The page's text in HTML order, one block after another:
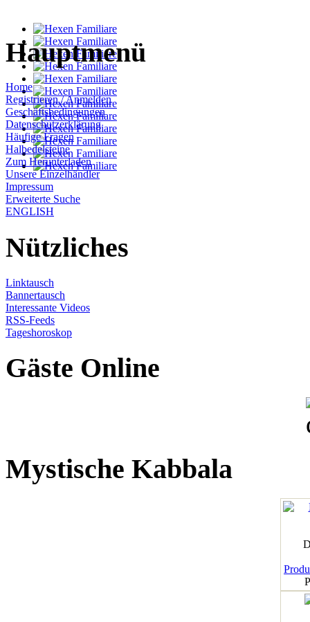
Hauptmenü
Home
Registrieren / Anmelden
Geschäftsbedingungen
Datenschutzerklärung
Häufige Fragen
Halbedelsteine
Zum Herunterladen
Unsere Einzelhändler
Impressum
Erweiterte Suche
ENGLISH
Nützliches
Linktausch
Bannertausch
Interessante Videos
RSS-Feeds
Tageshoroskop
Gäste Online
Mystische Kabbala